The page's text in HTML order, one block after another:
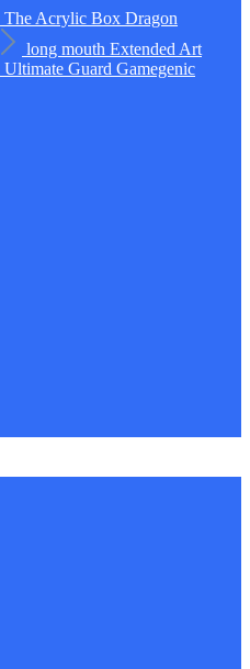
The Acrylic Box Dragon
long mouth Extended Art
Ultimate Guard Gamegenic